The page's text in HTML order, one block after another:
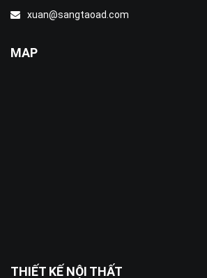
xuan@sangtaoad.com
MAP
THIẾT KẾ NỘI THẤT